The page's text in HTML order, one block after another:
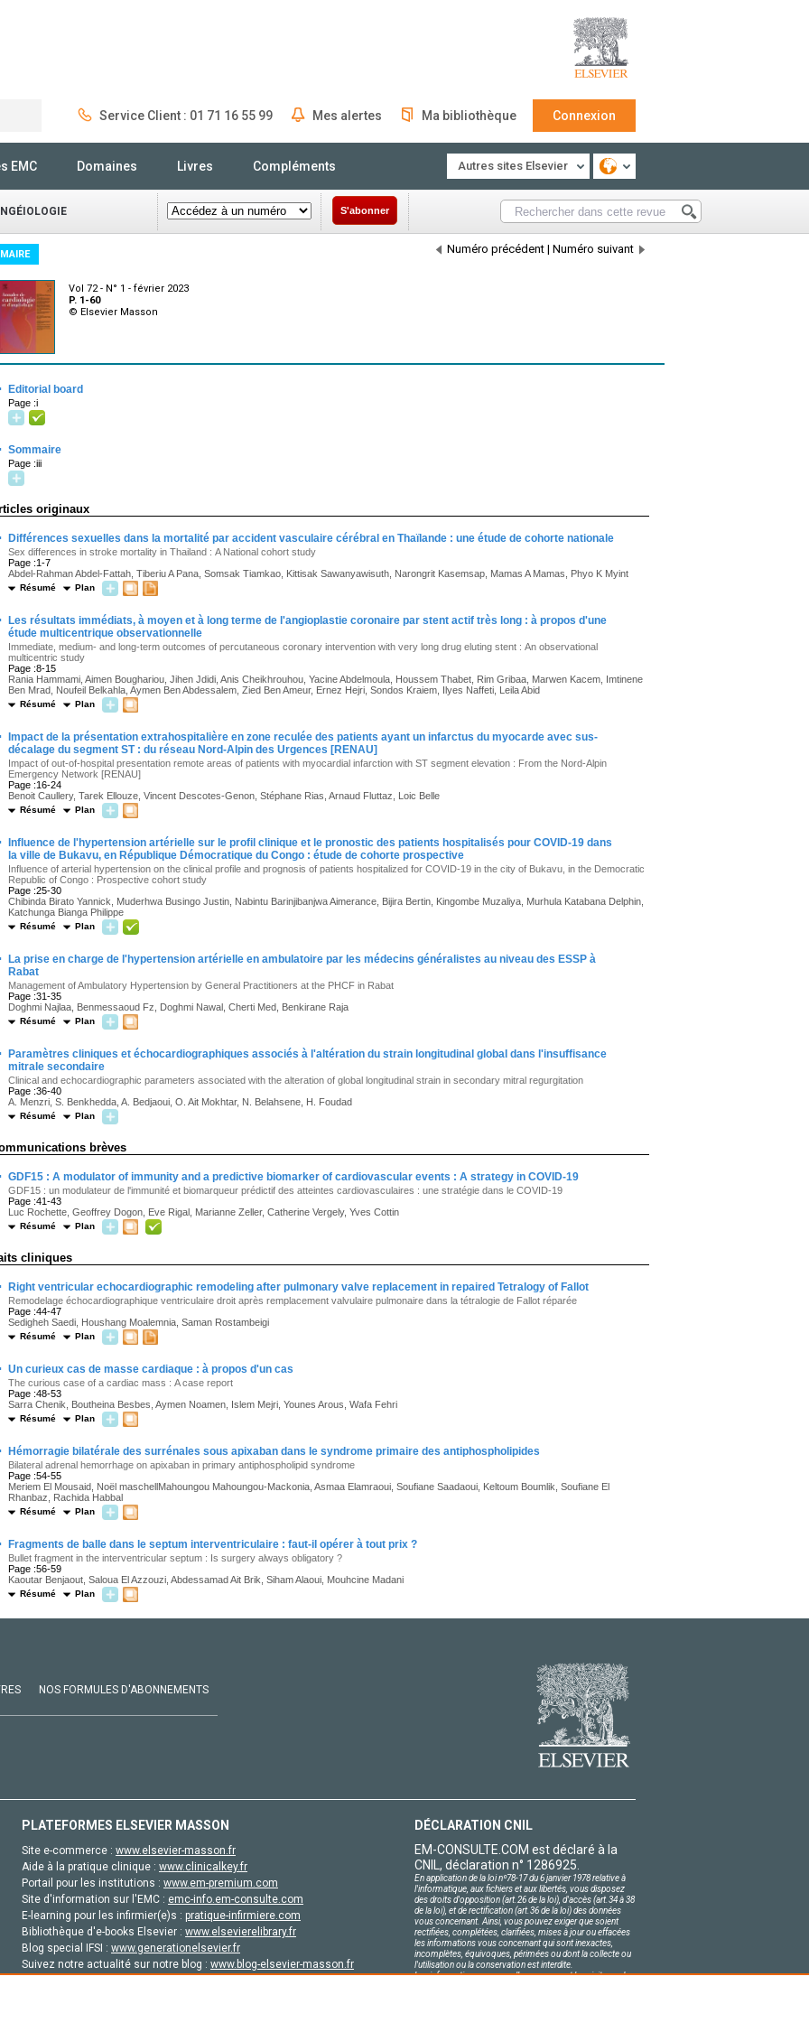
Service Client : 01 71 16 55 99 Mes alertes Ma bibliothèque Connexion
EMC Domaines Livres Compléments Autres sites Elsevier
S'abonner
Numéro précédent | Numéro suivant
Vol 72 - N° 1 - février 2023
P. 1-60
© Elsevier Masson
Editorial board
Page :i
Sommaire
Page :iii
originaux
Différences sexuelles dans la mortalité par accident vasculaire cérébral en Thaïlande : une étude de cohorte nationale
Sex differences in stroke mortality in Thailand : A National cohort study
Page :1-7
Abdel-Rahman Abdel-Fattah, Tiberiu A Pana, Somsak Tiamkao, Kittisak Sawanyawisuth, Narongrit Kasemsap, Mamas A Mamas, Phyo K Myint
Résumé Plan
Les résultats immédiats, à moyen et à long terme de l'angioplastie coronaire par stent actif très long : à propos d'une
étude multicentrique observationnelle
Immediate, medium- and long-term outcomes of percutaneous coronary intervention with very long drug eluting stent : An observational
multicentric study
Page :8-15
Rania Hammami, Aimen Boughariou, Jihen Jdidi, Anis Cheikhrouhou, Yacine Abdelmoula, Houssem Thabet, Rim Gribaa, Marwen Kacem, Imtinene
Ben Mrad, Noufeil Belkahla, Aymen Ben Abdessalem, Zied Ben Ameur, Ernez Hejri, Sondos Kraiem, Ilyes Naffeti, Leila Abid
Résumé Plan
Impact de la présentation extrahospitalière en zone reculée des patients ayant un infarctus du myocarde avec sus-
décalage du segment ST : du réseau Nord-Alpin des Urgences [RENAU]
Impact of out-of-hospital presentation remote areas of patients with myocardial infarction with ST segment elevation : From the Nord-Alpin
Emergency Network [RENAU]
Page :16-24
Benoit Caullery, Tarek Ellouze, Vincent Descotes-Genon, Stéphane Rias, Arnaud Fluttaz, Loic Belle
Résumé Plan
Influence de l'hypertension artérielle sur le profil clinique et le pronostic des patients hospitalisés pour COVID-19 dans
la ville de Bukavu, en République Démocratique du Congo : étude de cohorte prospective
Influence of arterial hypertension on the clinical profile and prognosis of patients hospitalized for COVID-19 in the city of Bukavu, in the Democratic
Republic of Congo : Prospective cohort study
Page :25-30
Chibinda Birato Yannick, Muderhwa Busingo Justin, Nabintu Barinjibanjwa Aimerance, Bijira Bertin, Kingombe Muzaliya, Murhula Katabana Delphin,
Katchunga Bianga Philippe
Résumé Plan
La prise en charge de l'hypertension artérielle en ambulatoire par les médecins généralistes au niveau des ESSP à
Rabat
Management of Ambulatory Hypertension by General Practitioners at the PHCF in Rabat
Page :31-35
Doghmi Najlaa, Benmessaoud Fz, Doghmi Nawal, Cherti Med, Benkirane Raja
Résumé Plan
Paramètres cliniques et échocardiographiques associés à l'altération du strain longitudinal global dans l'insuffisance
mitrale secondaire
Clinical and echocardiographic parameters associated with the alteration of global longitudinal strain in secondary mitral regurgitation
Page :36-40
A. Menzri, S. Benkhedda, A. Bedjaoui, O. Ait Mokhtar, N. Belahsene, H. Foudad
Résumé Plan
brèves
GDF15 : A modulator of immunity and a predictive biomarker of cardiovascular events : A strategy in COVID-19
GDF15 : un modulateur de l'immunité et biomarqueur prédictif des atteintes cardiovasculaires : une stratégie dans le COVID-19
Page :41-43
Luc Rochette, Geoffrey Dogon, Eve Rigal, Marianne Zeller, Catherine Vergely, Yves Cottin
Résumé Plan
cliniques
Right ventricular echocardiographic remodeling after pulmonary valve replacement in repaired Tetralogy of Fallot
Remodelage échocardiographique ventriculaire droit après remplacement valvulaire pulmonaire dans la tétralogie de Fallot réparée
Page :44-47
Sedigheh Saedi, Houshang Moalemnia, Saman Rostambeigi
Résumé Plan
Un curieux cas de masse cardiaque : à propos d'un cas
The curious case of a cardiac mass : A case report
Page :48-53
Sarra Chenik, Boutheina Besbes, Aymen Noamen, Islem Mejri, Younes Arous, Wafa Fehri
Résumé Plan
Hémorragie bilatérale des surrénales sous apixaban dans le syndrome primaire des antiphospholipides
Bilateral adrenal hemorrhage on apixaban in primary antiphospholipid syndrome
Page :54-55
Meriem El Mousaid, Noël maschellMahoungou Mahoungou-Mackonia, Asmaa Elamraoui, Soufiane Saadaoui, Keltoum Boumlik, Soufiane El
Rhanbaz, Rachida Habbal
Résumé Plan
Fragments de balle dans le septum interventriculaire : faut-il opérer à tout prix ?
Bullet fragment in the interventricular septum : Is surgery always obligatory ?
Page :56-59
Kaoutar Benjaout, Saloua El Azzouzi, Abdessamad Ait Brik, Siham Alaoui, Mouhcine Madani
Résumé Plan
NOS FORMULES D'ABONNEMENTS
PLATEFORMES ELSEVIER MASSON
Site e-commerce : www.elsevier-masson.fr
Aide à la pratique clinique : www.clinicalkey.fr
Portail pour les institutions : www.em-premium.com
Site d'information sur l'EMC : emc-info.em-consulte.com
E-learning pour les infirmier(e)s : pratique-infirmiere.com
Bibliothèque d'e-books Elsevier : www.elsevierelibrary.fr
Blog special IFSI : www.generationelsevier.fr
Suivez notre actualité sur notre blog : www.blog-elsevier-masson.fr
DÉCLARATION CNIL
EM-CONSULTE.COM est déclaré à la
CNIL, déclaration n° 1286925.
En application de la loi nº78-17 du 6 janvier 1978 relative à
l'informatique, aux fichiers et aux libertés, vous disposez
des droits d'opposition (art.26 de la loi), d'accès (art.34 à 38
de la loi), et de rectification (art.36 de la loi) des données
vous concernant. Ainsi, vous pouvez exiger que soient
rectifiées, complétées, clarifiées, mises à jour ou effacées
les informations vous concernant qui sont inexactes,
incomplètes, équivoques, périmées ou dont la collecte ou
l'utilisation ou la conservation est interdite.
Les informations personnelles concernant les visiteurs de